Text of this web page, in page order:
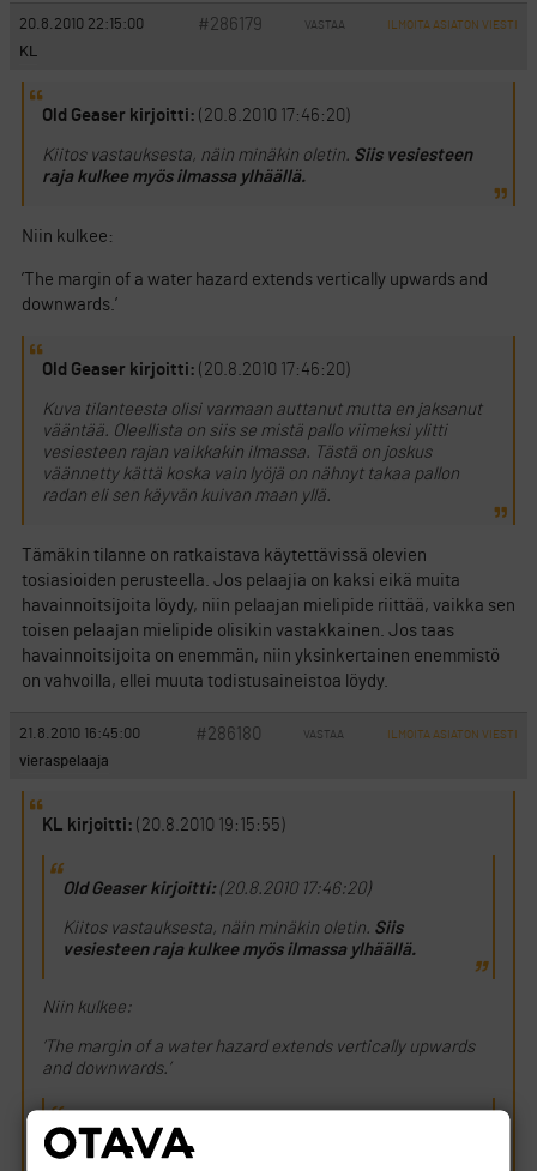
20.8.2010 22:15:00 #286179 VASTAA ILMOITA ASIATON VIESTI
KL
Old Geaser kirjoitti: (20.8.2010 17:46:20)
Kiitos vastauksesta, näin minäkin oletin. Siis vesiesteen
raja kulkee myös ilmassa ylhäällä.
Niin kulkee:
’The margin of a water hazard extends vertically upwards and
downwards.’
Old Geaser kirjoitti: (20.8.2010 17:46:20)
Kuva tilanteesta olisi varmaan auttanut mutta en jaksanut
vääntää. Oleellista on siis se mistä pallo viimeksi ylitti
vesiesteen rajan vaikkakin ilmassa. Tästä on joskus
väännetty kättä koska vain lyöjä on nähnyt takaa pallon
radan eli sen käyvän kuivan maan yllä.
Tämäkin tilanne on ratkaistava käytettävissä olevien
tosiasioiden perusteella. Jos pelaajia on kaksi eikä muita
havainnoitsijoita löydy, niin pelaajan mielipide riittää, vaikka sen
toisen pelaajan mielipide olisikin vastakkainen. Jos taas
havainnoitsijoita on enemmän, niin yksinkertainen enemmistö
on vahvoilla, ellei muuta todistusaineistoa löydy.
21.8.2010 16:45:00 #286180 VASTAA ILMOITA ASIATON VIESTI
vieraspelaaja
KL kirjoitti: (20.8.2010 19:15:55)
Old Geaser kirjoitti:(20.8.2010 17:46:20)
Kiitos vastauksesta, näin minäkin oletin. Siis
vesiesteen raja kulkee myös ilmassa ylhäällä.
Niin kulkee:
’The margin of a water hazard extends vertically upwards
and downwards.’
Old Geaser kirjoitti: